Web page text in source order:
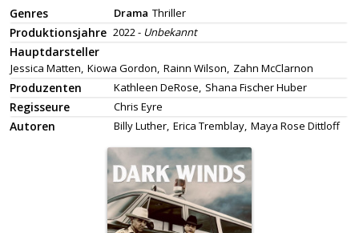
Genres Drama Thriller
Produktionsjahre 2022 - Unbekannt
Hauptdarsteller
Jessica Matten, Kiowa Gordon, Rainn Wilson, Zahn McClarnon
Produzenten Kathleen DeRose, Shana Fischer Huber
Regisseure Chris Eyre
Autoren Billy Luther, Erica Tremblay, Maya Rose Dittloff